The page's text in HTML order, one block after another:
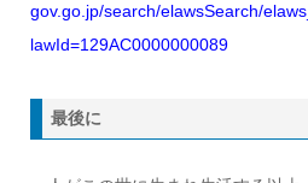
gov.go.jp/search/elawsSearch/
lawId=129AC0000000089
最後に